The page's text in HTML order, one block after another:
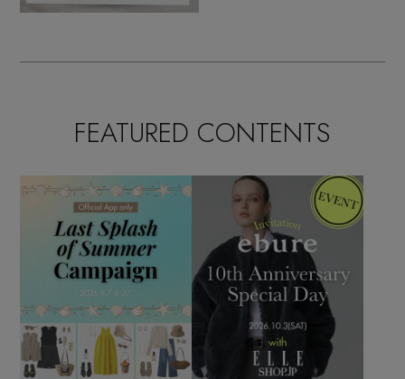
FEATURED CONTENTS